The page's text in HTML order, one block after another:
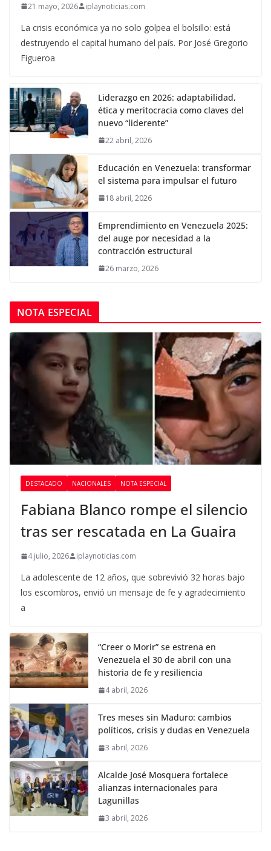
21 mayo, 2026 iplaynoticias.com
La crisis económica ya no solo golpea el bolsillo: está
destruyendo el capital humano del país. Por José Gregorio
Figueroa
Liderazgo en 2026: adaptabilidad,
ética y meritocracia como claves del
nuevo “liderente”
22 abril, 2026
Educación en Venezuela: transformar
el sistema para impulsar el futuro
18 abril, 2026
Emprendimiento en Venezuela 2025:
del auge por necesidad a la
contracción estructural
26 marzo, 2026
NOTA ESPECIAL
DESTACADO NACIONALES NOTA ESPECIAL
Fabiana Blanco rompe el silencio
tras ser rescatada en La Guaira
4 julio, 2026 iplaynoticias.com
La adolescente de 12 años, que sobrevivió 32 horas bajo
los escombros, envió un mensaje de fe y agradecimiento
a
“Creer o Morir” se estrena en
Venezuela el 30 de abril con una
historia de fe y resiliencia
4 abril, 2026
Tres meses sin Maduro: cambios
políticos, crisis y dudas en Venezuela
3 abril, 2026
Alcalde José Mosquera fortalece
alianzas internacionales para
Lagunillas
3 abril, 2026